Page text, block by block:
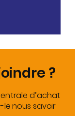
?
d’achat
le nous savoir